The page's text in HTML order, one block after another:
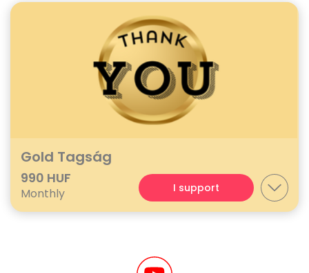
Gold Tagság
990 HUF
Monthly I support